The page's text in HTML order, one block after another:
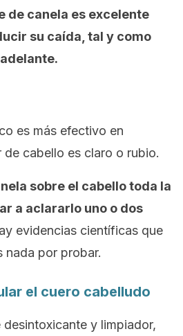
de canela es excelente
su caída, tal y como
es más efectivo en
cabello es claro o rubio.
sobre el cabello toda la
a aclararlo uno o dos
evidencias científicas que
nada por probar.
el cuero cabelludo
desintoxicante y limpiador,